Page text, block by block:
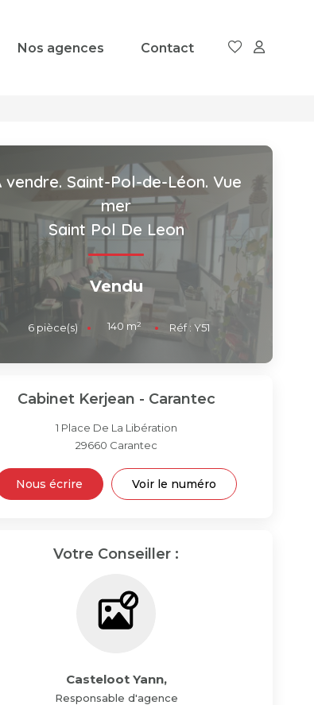
Nos agences Contact
vendre. Saint-Pol-de-Léon. Vue
mer
Saint Pol De Leon
Vendu
6 pièce(s) 140 m² Réf : Y51
Cabinet Kerjean - Carantec
1 Place De La Libération
29660 Carantec
Nous écrire Voir le numéro
Votre Conseiller :
Casteloot Yann,
Responsable d'agence